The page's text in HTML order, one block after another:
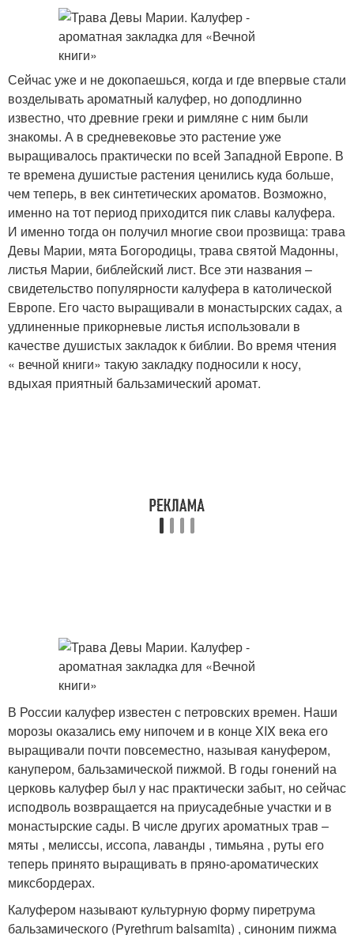
Сейчас уже и не докопаешься, когда и где впервые стали
возделывать ароматный калуфер, но доподлинно
известно, что древние греки и римляне с ним были
знакомы. А в средневековье это растение уже
выращивалось практически по всей Западной Европе. В
те времена душистые растения ценились куда больше,
чем теперь, в век синтетических ароматов. Возможно,
именно на тот период приходится пик славы калуфера.
И именно тогда он получил многие свои прозвища: трава
Девы Марии, мята Богородицы, трава святой Мадонны,
листья Марии, библейский лист. Все эти названия –
свидетельство популярности калуфера в католической
Европе. Его часто выращивали в монастырских садах, а
удлиненные прикорневые листья использовали в
качестве душистых закладок к библии. Во время чтения
« вечной книги» такую закладку подносили к носу,
вдыхая приятный бальзамический аромат.
В России калуфер известен с петровских времен. Наши
морозы оказались ему нипочем и в конце XIX века его
выращивали почти повсеместно, называя кануфером,
канупером, бальзамической пижмой. В годы гонений на
церковь калуфер был у нас практически забыт, но сейчас
исподволь возвращается на приусадебные участки и в
монастырские сады. В числе других ароматных трав –
мяты , мелиссы, иссопа, лаванды , тимьяна , руты его
теперь принято выращивать в пряно-ароматических
миксбордерах.
Калуфером называют культурную форму пиретрума
бальзамического (Pyrethrum balsamita) , синоним пижма